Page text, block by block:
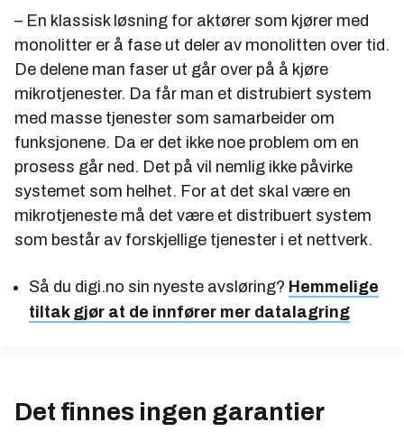
– En klassisk løsning for aktører som kjører med
monolitter er å fase ut deler av monolitten over tid.
De delene man faser ut går over på å kjøre
mikrotjenester. Da får man et distrubiert system
med masse tjenester som samarbeider om
funksjonene. Da er det ikke noe problem om en
prosess går ned. Det på vil nemlig ikke påvirke
systemet som helhet. For at det skal være en
mikrotjeneste må det være et distribuert system
som består av forskjellige tjenester i et nettverk.
Så du digi.no sin nyeste avsløring? Hemmelige
tiltak gjør at de innfører mer datalagring
Det finnes ingen garantier